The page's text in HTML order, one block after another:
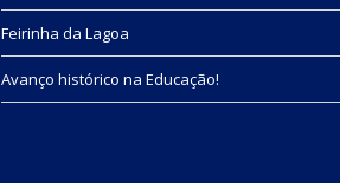
Feirinha da Lagoa
Avanço histórico na Educação!